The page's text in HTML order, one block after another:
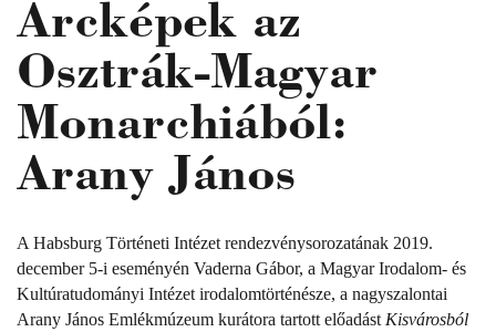
Arcképek az
Osztrák-Magyar
Monarchiából:
Arany János
A Habsburg Történeti Intézet rendezvénysorozatának 2019.
december 5-i eseményén Vaderna Gábor, a Magyar Irodalom- és
Kultúratudományi Intézet irodalomtörténésze, a nagyszalontai
Arany János Emlékmúzeum kurátora tartott előadást Kisvárosból